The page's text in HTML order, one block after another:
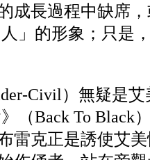
成長過程中缺席
」的形象；只是
Civil）無疑是
（Back To Black
雷克正是誘使艾